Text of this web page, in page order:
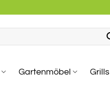
Gartenmöbel Grills